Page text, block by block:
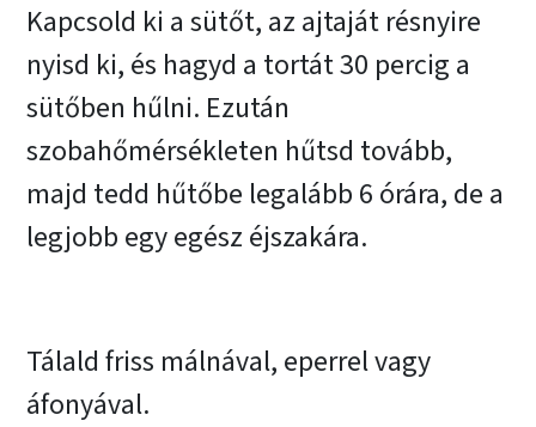
Kapcsold ki a sütőt, az ajtaját résnyire
nyisd ki, és hagyd a tortát 30 percig a
sütőben hűlni. Ezután
szobahőmérsékleten hűtsd tovább,
majd tedd hűtőbe legalább 6 órára, de a
legjobb egy egész éjszakára.
Tálald friss málnával, eperrel vagy
áfonyával.